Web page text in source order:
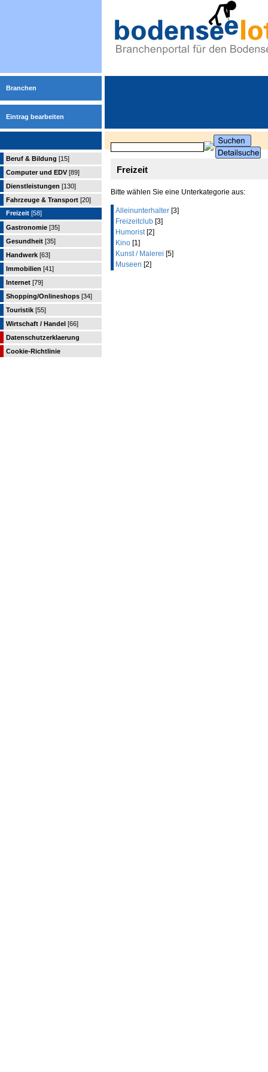
Branchen
Eintrag bearbeiten
Beruf & Bildung [15]
Computer und EDV [89]
Dienstleistungen [130]
Fahrzeuge & Transport [20]
Freizeit [58]
Gastronomie [35]
Gesundheit [35]
Handwerk [63]
Immobilien [41]
Internet [79]
Shopping/Onlineshops [34]
Touristik [55]
Wirtschaft / Handel [66]
Datenschutzerklaerung
Cookie-Richtlinie
Freizeit
Bitte wählen Sie eine Unterkategorie aus:
Alleinunterhalter [3]
Freizeitclub [3]
Humorist[2]
Kino [1]
Kunst / Malerei [5]
Museen [2]